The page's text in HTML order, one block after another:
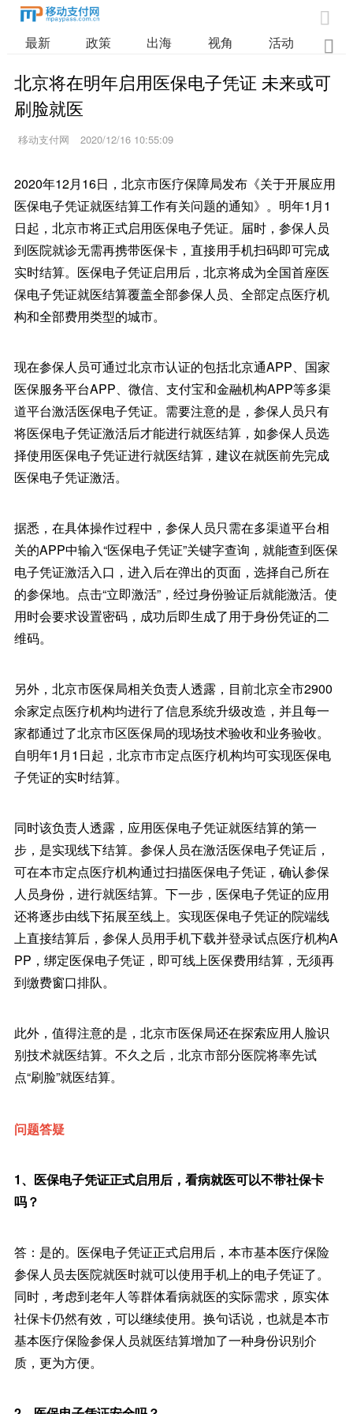

最新 政策 出海 视角 活动 业

北京将在明年启用医保电子凭证 未来或可
刷脸就医
移动支付网 2020/12/16 10:55:09
2020年12月16日，北京市医疗保障局发布《关于开展应用
医保电子凭证就医结算工作有关问题的通知》。明年1月1
日起，北京市将正式启用医保电子凭证。届时，参保人员
到医院就诊无需再携带医保卡，直接用手机扫码即可完成
实时结算。医保电子凭证启用后，北京将成为全国首座医
保电子凭证就医结算覆盖全部参保人员、全部定点医疗机
构和全部费用类型的城市。
现在参保人员可通过北京市认证的包括北京通APP、国家
医保服务平台APP、微信、支付宝和金融机构APP等多渠
道平台激活医保电子凭证。需要注意的是，参保人员只有
将医保电子凭证激活后才能进行就医结算，如参保人员选
择使用医保电子凭证进行就医结算，建议在就医前先完成
医保电子凭证激活。
据悉，在具体操作过程中，参保人员只需在多渠道平台相
关的APP中输入“医保电子凭证”关键字查询，就能查到医保
电子凭证激活入口，进入后在弹出的页面，选择自己所在
的参保地。点击“立即激活”，经过身份验证后就能激活。使
用时会要求设置密码，成功后即生成了用于身份凭证的二
维码。
另外，北京市医保局相关负责人透露，目前北京全市2900
余家定点医疗机构均进行了信息系统升级改造，并且每一
家都通过了北京市区医保局的现场技术验收和业务验收。
自明年1月1日起，北京市市定点医疗机构均可实现医保电
子凭证的实时结算。
同时该负责人透露，应用医保电子凭证就医结算的第一
步，是实现线下结算。参保人员在激活医保电子凭证后，
可在本市定点医疗机构通过扫描医保电子凭证，确认参保
人员身份，进行就医结算。下一步，医保电子凭证的应用
还将逐步由线下拓展至线上。实现医保电子凭证的院端线
上直接结算后，参保人员用手机下载并登录试点医疗机构A
PP，绑定医保电子凭证，即可线上医保费用结算，无须再
到缴费窗口排队。
此外，值得注意的是，北京市医保局还在探索应用人脸识
别技术就医结算。不久之后，北京市部分医院将率先试
点“刷脸”就医结算。
问题答疑
1、医保电子凭证正式启用后，看病就医可以不带社保卡
吗？
答：是的。医保电子凭证正式启用后，本市基本医疗保险
参保人员去医院就医时就可以使用手机上的电子凭证了。
同时，考虑到老年人等群体看病就医的实际需求，原实体
社保卡仍然有效，可以继续使用。换句话说，也就是本市
基本医疗保险参保人员就医结算增加了一种身份识别介
质，更为方便。